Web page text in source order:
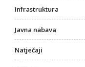
Infrastruktura
Javna nabava
Natječaji